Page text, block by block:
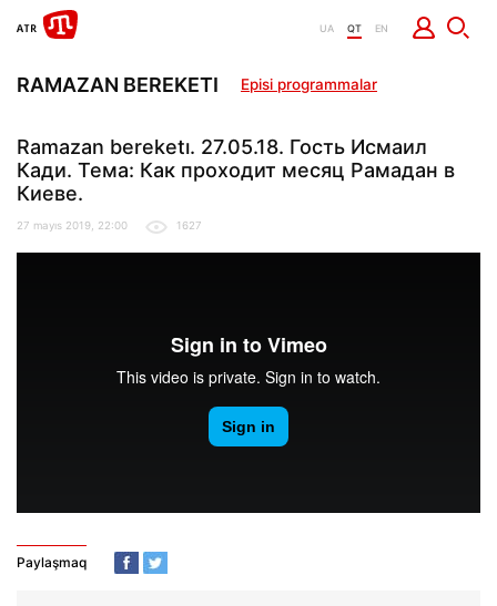
UA QT EN
RAMAZAN BEREKETI Episi programmalar
Ramazan bereketı. 27.05.18. Гость Исмаил
Кади. Тема: Как проходит месяц Рамадан в
Киеве.
27 mayıs 2019, 22:00 1627
Paylaşmaq